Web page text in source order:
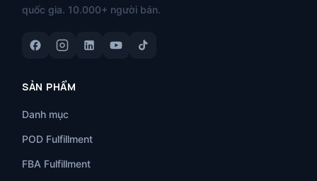
quốc gia. 10.000+ người bán.
SẢN PHẨM
Danh mục
POD Fulfillment
FBA Fulfillment